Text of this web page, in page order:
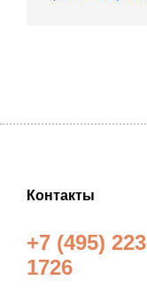
Контакты
+7 (495)
1726